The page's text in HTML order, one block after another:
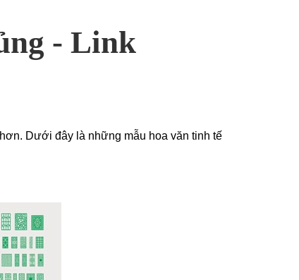
- Link
Dưới đây là những mẫu hoa văn tinh tế